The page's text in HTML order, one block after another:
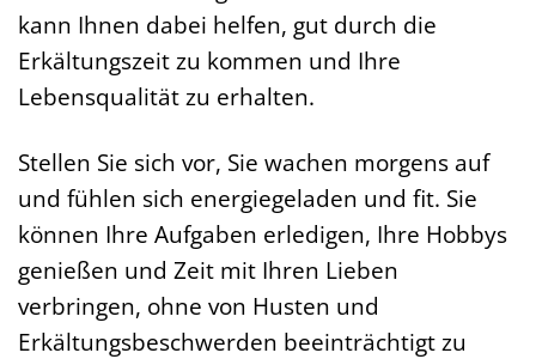
kann Ihnen dabei helfen, gut durch die
Erkältungszeit zu kommen und Ihre
Lebensqualität zu erhalten.
Stellen Sie sich vor, Sie wachen morgens auf
und fühlen sich energiegeladen und fit. Sie
können Ihre Aufgaben erledigen, Ihre Hobbys
genießen und Zeit mit Ihren Lieben
verbringen, ohne von Husten und
Erkältungsbeschwerden beeinträchtigt zu